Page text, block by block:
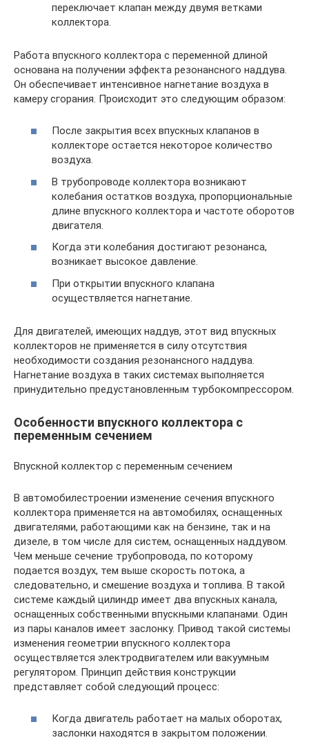
переключает клапан между двумя ветками
коллектора.
Работа впускного коллектора с переменной длиной
основана на получении эффекта резонансного наддува.
Он обеспечивает интенсивное нагнетание воздуха в
камеру сгорания. Происходит это следующим образом:
После закрытия всех впускных клапанов в
коллекторе остается некоторое количество
воздуха.
В трубопроводе коллектора возникают
колебания остатков воздуха, пропорциональные
длине впускного коллектора и частоте оборотов
двигателя.
Когда эти колебания достигают резонанса,
возникает высокое давление.
При открытии впускного клапана
осуществляется нагнетание.
Для двигателей, имеющих наддув, этот вид впускных
коллекторов не применяется в силу отсутствия
необходимости создания резонансного наддува.
Нагнетание воздуха в таких системах выполняется
принудительно предустановленным турбокомпрессором.
Особенности впускного коллектора с
переменным сечением
Впускной коллектор с переменным сечением
В автомобилестроении изменение сечения впускного
коллектора применяется на автомобилях, оснащенных
двигателями, работающими как на бензине, так и на
дизеле, в том числе для систем, оснащенных наддувом.
Чем меньше сечение трубопровода, по которому
подается воздух, тем выше скорость потока, а
следовательно, и смешение воздуха и топлива. В такой
системе каждый цилиндр имеет два впускных канала,
оснащенных собственными впускными клапанами. Один
из пары каналов имеет заслонку. Привод такой системы
изменения геометрии впускного коллектора
осуществляется электродвигателем или вакуумным
регулятором. Принцип действия конструкции
представляет собой следующий процесс:
Когда двигатель работает на малых оборотах,
заслонки находятся в закрытом положении.